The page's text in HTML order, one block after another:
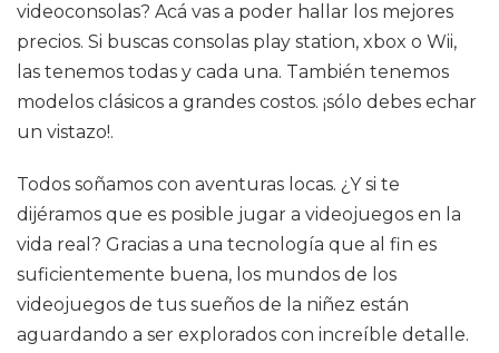
videoconsolas? Acá vas a poder hallar los mejores
precios. Si buscas consolas play station, xbox o Wii,
las tenemos todas y cada una. También tenemos
modelos clásicos a grandes costos. ¡sólo debes echar
un vistazo!.
Todos soñamos con aventuras locas. ¿Y si te
dijéramos que es posible jugar a videojuegos en la
vida real? Gracias a una tecnología que al fin es
suficientemente buena, los mundos de los
videojuegos de tus sueños de la niñez están
aguardando a ser explorados con increíble detalle.